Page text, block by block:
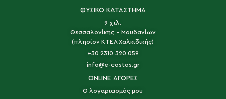
ΦΥΣΙΚΟ ΚΑΤΑΣΤΗΜΑ
9 χιλ.
Θεσσαλονίκης - Μουδανίων
(πλησίον ΚΤΕΛ Χαλκιδικής)
+30 2310 320 059
info@e-costos.gr
ONLINE ΑΓΟΡΕΣ
Ο λογαριασμός μου